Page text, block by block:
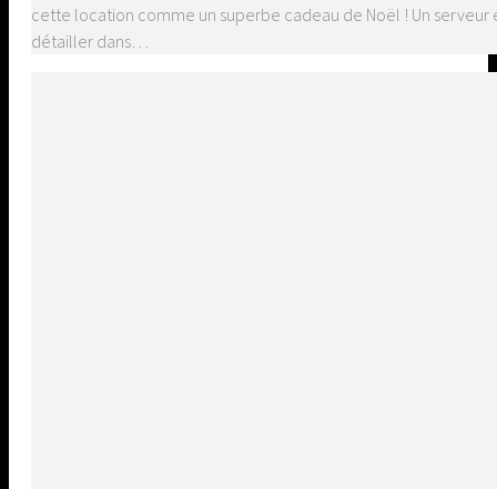
cette location comme un superbe cadeau de Noël ! Un
détailler dans…